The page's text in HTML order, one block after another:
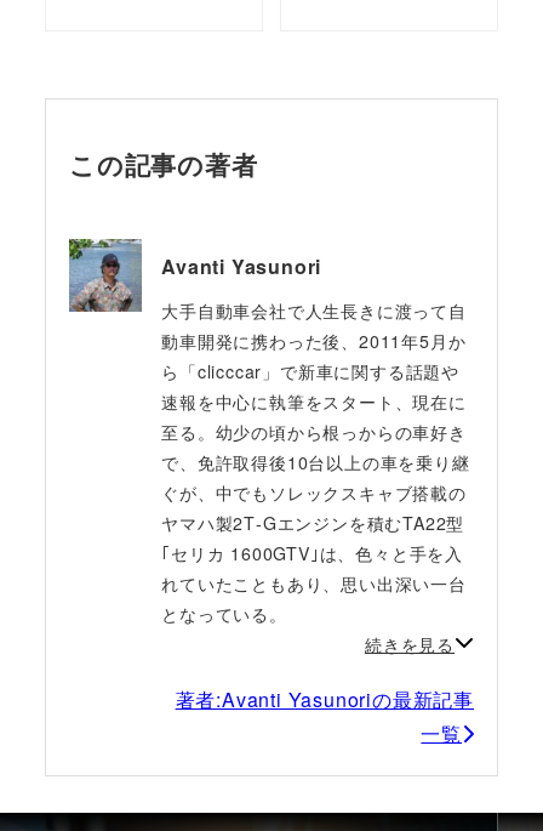
この記事の著者
Avanti Yasunori
大手自動車会社で人生長きに渡って自
動車開発に携わった後、2011年5月か
ら「clicccar」で新車に関する話題や
速報を中心に執筆をスタート、現在に
至る。幼少の頃から根っからの車好き
で、免許取得後10台以上の車を乗り継
ぐが、中でもソレックスキャブ搭載の
ヤマハ製2T‐Gエンジンを積むTA22型
｢セリカ 1600GTV｣は、色々と手を入
れていたこともあり、思い出深い一台
となっている。
続きを見る
著者:Avanti Yasunoriの最新記事
一覧